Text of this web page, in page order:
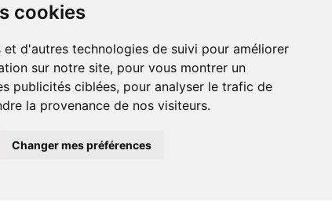
cookies
d'autres technologies de suivi pour améliorer
sur notre site, pour vous montrer un
publicités ciblées, pour analyser le trafic de
la provenance de nos visiteurs.
Changer mes préférences